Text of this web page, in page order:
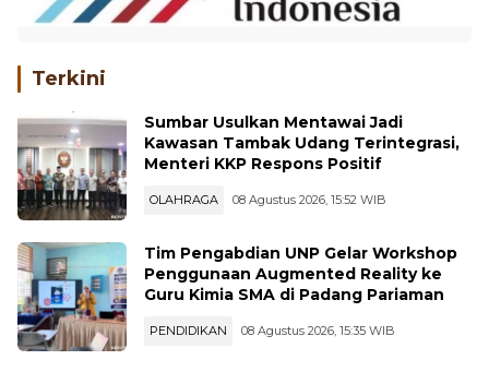
Terkini
Sumbar Usulkan Mentawai Jadi
Kawasan Tambak Udang Terintegrasi,
Menteri KKP Respons Positif
OLAHRAGA 08 Agustus 2026, 15:52 WIB
Tim Pengabdian UNP Gelar Workshop
Penggunaan Augmented Reality ke
Guru Kimia SMA di Padang Pariaman
PENDIDIKAN 08 Agustus 2026, 15:35 WIB